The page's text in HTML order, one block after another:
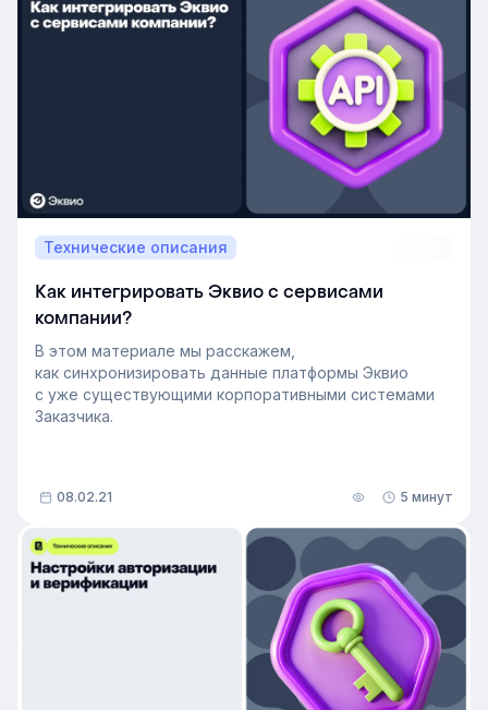
Технические описания
Как интегрировать Эквио с сервисами
компании?
В этом материале мы расскажем,
как синхронизировать данные платформы Эквио
с уже существующими корпоративными системами
Заказчика.
08.02.21 5 минут